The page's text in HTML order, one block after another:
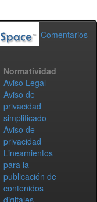
Comentarios
Normatividad
Aviso Legal
Aviso de
privacidad
simplificado
Aviso de
privacidad
Lineamientos
para la
publicación de
contenidos
digitales